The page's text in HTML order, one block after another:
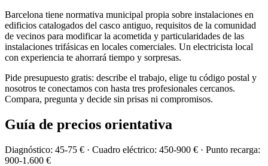
Barcelona tiene normativa municipal propia sobre instalaciones en
edificios catalogados del casco antiguo, requisitos de la comunidad
de vecinos para modificar la acometida y particularidades de las
instalaciones trifásicas en locales comerciales. Un electricista local
con experiencia te ahorrará tiempo y sorpresas.
Pide presupuesto gratis: describe el trabajo, elige tu código postal y
nosotros te conectamos con hasta tres profesionales cercanos.
Compara, pregunta y decide sin prisas ni compromisos.
Guía de precios orientativa
Diagnóstico: 45-75 € · Cuadro eléctrico: 450-900 € · Punto recarga:
900-1.600 €